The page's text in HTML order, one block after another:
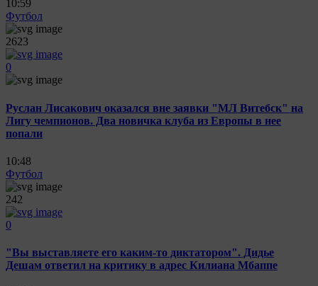
10:59
Футбол
2623
0
Руслан Лисакович оказался вне заявки "МЛ Витебск" на
Лигу чемпионов. Два новичка клуба из Европы в нее
попали
10:48
Футбол
242
0
"Вы выставляете его каким-то диктатором". Дидье
Дешам ответил на критику в адрес Килиана Мбаппе